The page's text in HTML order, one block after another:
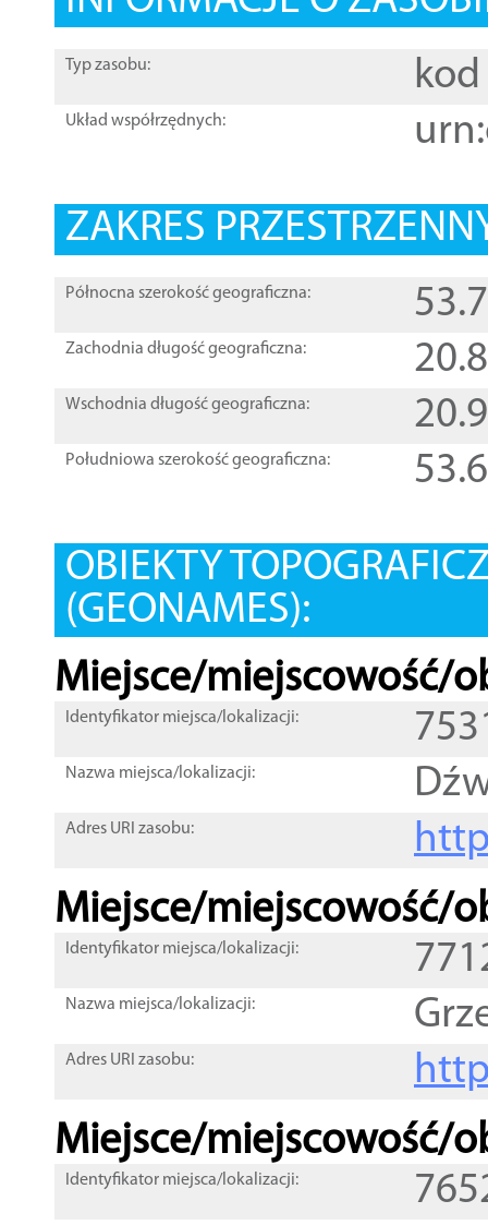
Typ zasobu: kod
Układ współrzędnych:
ZAKRES
Północna szerokość geograficzna:
Zachodnia długość geograficzna:
Wschodnia długość geograficzna:
Południowa szerokość geograficzna:
OBIEKTY
(GEONAMES):
Miejsce/miejscowość/
Identyfikator miejsca/lokalizacji:
Nazwa miejsca/lokalizacji:
Adres URI zasobu:
Miejsce/miejscowość/
Identyfikator miejsca/lokalizacji:
Nazwa miejsca/lokalizacji:
Adres URI zasobu:
Miejsce/miejscowość/
Identyfikator miejsca/lokalizacji: